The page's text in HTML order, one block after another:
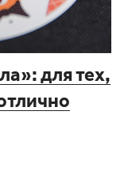
для тех,